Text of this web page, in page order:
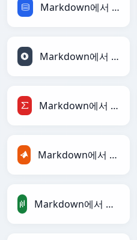
Markdown에서 SQL로
Markdown에서 JSON로
Markdown에서 LaTeX로
Markdown에서 MATLAB로
Markdown에서 PandasDataFrame로